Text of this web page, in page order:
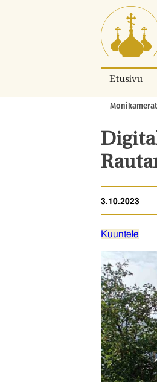
Siirry
suoraan
sisältöön.
Etusivu
Murupolku:
3.10.2023
Kuuntele